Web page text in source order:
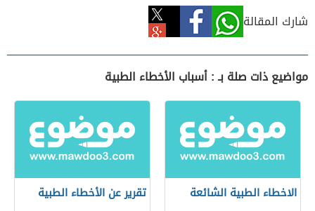
شارك المقالة
مواضيع ذات صلة بـ : أسباب الأخطاء الطبية
الاخطاء الطبية الشائعة تقرير عن الأخطاء الطبية